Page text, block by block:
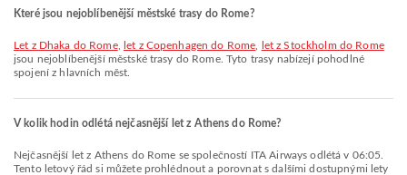
Které jsou nejoblíbenější městské trasy do Rome?
let z Dhaka do Rome, let z Copenhagen do Rome
let z Stockholm do Rome
jsou nejoblíbenější městské trasy do Rome. Tyto trasy nabízejí pohodlné
spojení z hlavních měst.
V kolik hodin odlétá nejčasnější let z Athens do Rome?
Nejčasnější let z Athens do Rome se společností ITA Airways odlétá v 06:05.
Tento letový řád si můžete prohlédnout a porovnat s dalšími dostupnými lety